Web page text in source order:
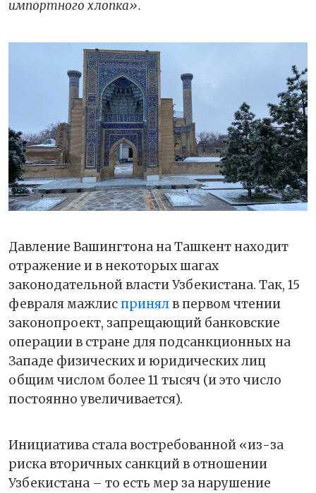
импортного хлопка».
Давление Вашингтона на Ташкент находит
отражение и в некоторых шагах
законодательной власти Узбекистана. Так, 15
февраля мажлиспринялв первом чтении
законопроект, запрещающий банковские
операции в стране для подсанкционных на
Западе физических и юридических лиц
общим числом более 11 тысяч (и это число
постоянно увеличивается).
Инициатива стала востребованной «из-за
риска вторичных санкций в отношении
Узбекистана – то есть мер за нарушение